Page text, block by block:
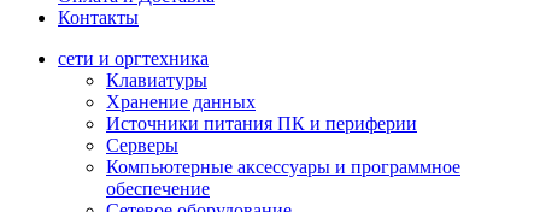
Контакты
сети и оргтехника
Клавиатуры
Хранение данных
Источники питания ПК и периферии
Серверы
Компьютерные аксессуары и программное
обеспечение